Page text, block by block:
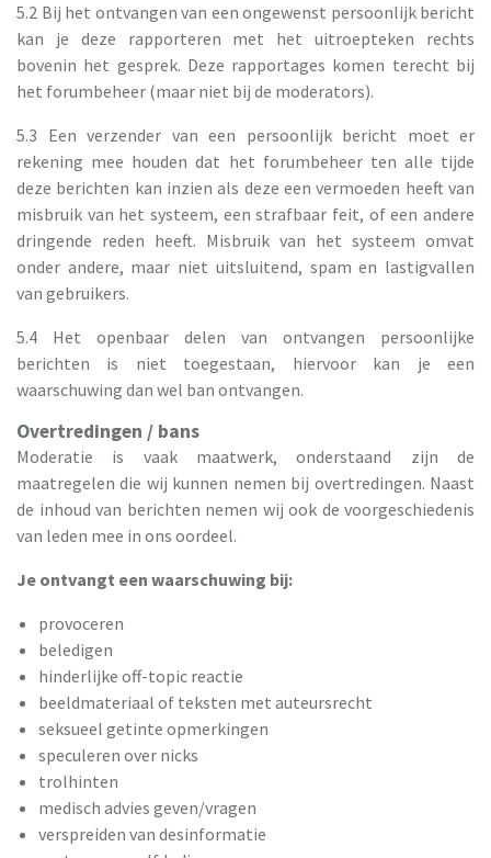
5.2 Bij het ontvangen van een ongewenst persoonlijk bericht
kan je deze rapporteren met het uitroepteken rechts
bovenin het gesprek. Deze rapportages komen terecht bij
het forumbeheer (maar niet bij de moderators).
5.3 Een verzender van een persoonlijk bericht moet er
rekening mee houden dat het forumbeheer ten alle tijde
deze berichten kan inzien als deze een vermoeden heeft van
misbruik van het systeem, een strafbaar feit, of een andere
dringende reden heeft. Misbruik van het systeem omvat
onder andere, maar niet uitsluitend, spam en lastigvallen
van gebruikers.
5.4 Het openbaar delen van ontvangen persoonlijke
berichten is niet toegestaan, hiervoor kan je een
waarschuwing dan wel ban ontvangen.
Overtredingen / bans
Moderatie is vaak maatwerk, onderstaand zijn de
maatregelen die wij kunnen nemen bij overtredingen. Naast
de inhoud van berichten nemen wij ook de voorgeschiedenis
van leden mee in ons oordeel.
Je ontvangt een waarschuwing bij:
provoceren
beledigen
hinderlijke off-topic reactie
beeldmateriaal of teksten met auteursrecht
seksueel getinte opmerkingen
speculeren over nicks
trolhinten
medisch advies geven/vragen
verspreiden van desinformatie